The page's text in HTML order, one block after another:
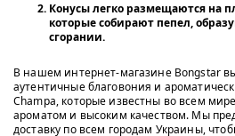
Конусы легко размещаются на
которые собирают пепел,
сгорании.
В нашем интернет-магазине Bongstar
аутентичные благовония и
Champa, которые известны во всем
ароматом и высоким качеством. Мы
доставку по всем городам Украины,